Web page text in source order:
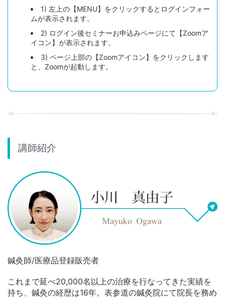
1) 左上の【MENU】をクリックするとログインフォー
ムが表示されます。
2) ログイン後セミナーお申込みページにて【Zoomア
イコン】が表示されます。
3) ページ上部の【Zoomアイコン】をクリックします
と、Zoomが起動します。
講師紹介
鍼灸師/医療品登録販売者
これまで延べ20,000名以上の治療を行なってきた実績を
持ち、鍼灸の経歴は16年。表参道の鍼灸院にて院長を務め